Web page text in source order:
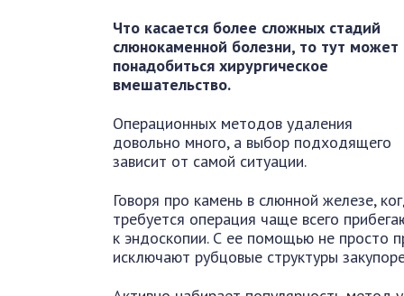
Что касается более сложных стадий
слюнокаменной болезни, то тут может
понадобиться хирургическое
вмешательство.
Операционных методов удаления
довольно много, а выбор подходящего
зависит от самой ситуации.
Говоря про камень в слюнной железе,
требуется операция чаще всего
к эндоскопии. С ее помощью не просто
исключают рубцовые структуры